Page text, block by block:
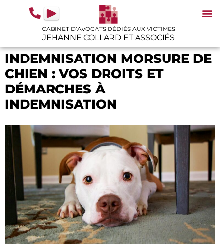
principal
CABINET D’AVOCATS DÉDIÉS AUX VICTIMES
JEHANNE COLLARD ET ASSOCIÉS
INDEMNISATION MORSURE DE
CHIEN : VOS DROITS ET
DÉMARCHES À
INDEMNISATION